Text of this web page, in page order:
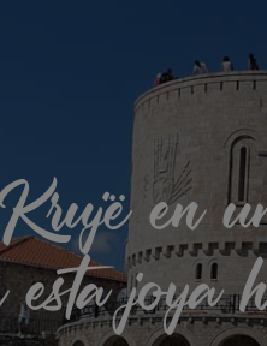
en
esta